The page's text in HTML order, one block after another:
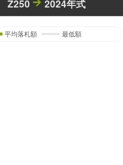
Z250 2024年式
平均落札額 最低額